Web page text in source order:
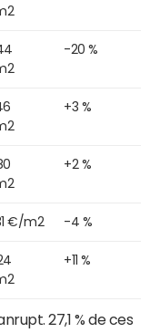
-20 %
+3 %
+2 %
€/m2 -4 %
+11 %
27,1 % de ces